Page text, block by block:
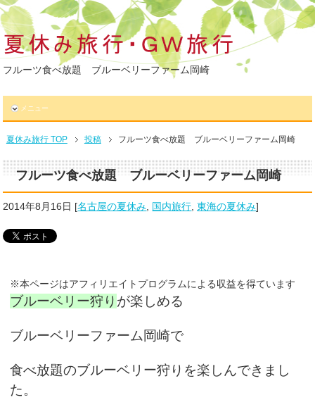
フルーツ食べ放題 ブルーベリーファーム岡崎
メニュー
夏休み旅行 TOP 投稿 フルーツ食べ放題 ブルーベリーファーム岡崎
フルーツ食べ放題 ブルーベリーファーム岡崎
2014年8月16日 [名古屋の夏休み 国内旅行 ,東海の夏休み]
※本ページはアフィリエイトプログラムによる収益を得ています
ブルーベリー狩り が楽しめる
ブルーベリーファーム岡崎で
食べ放題のブルーベリー狩りを楽しんできまし
た。